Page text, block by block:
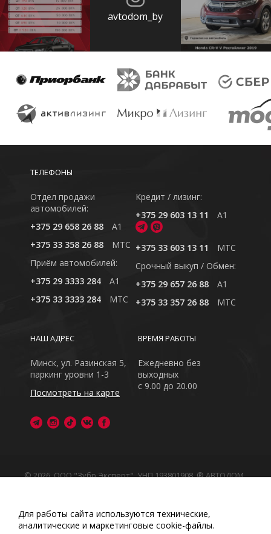
avtodom_by
ТЕЛЕФОНЫ
Отдел продажи
автомобилей:
+375 29 658 26 88
A1
+375 33 358 26 88
MTC
Приём автомобилей:
+375 29 3333 284
A1
+375 33 3333 284
MTC
Кредит / лизинг:
+375 29 603 13 11
A1
+375 33 603 13 11
MTC
Cрочный выкуп / Обмен:
+375 29 657 26 88
A1
+375 33 357 26 88
MTC
ВРЕМЯ РАБОТЫ
Ежедневно без
выходных
с 9.00 до 20.00
НАШ АДРЕС
Минск, ул. Разинская 5,
паркинг уровни 1-3
Посмотреть на карте
© 2026, ООО "Зубр Эксперт", УНП 193801908. ® АВТОДОМ
Обращаем Ваше внимание на то, что данный интернет-
сайт носит исключительно информационный характер
Любое использование либо копирование материалов
Для работы сайта используются технические,
аналитические и маркетинговые сооkіе-файлы.